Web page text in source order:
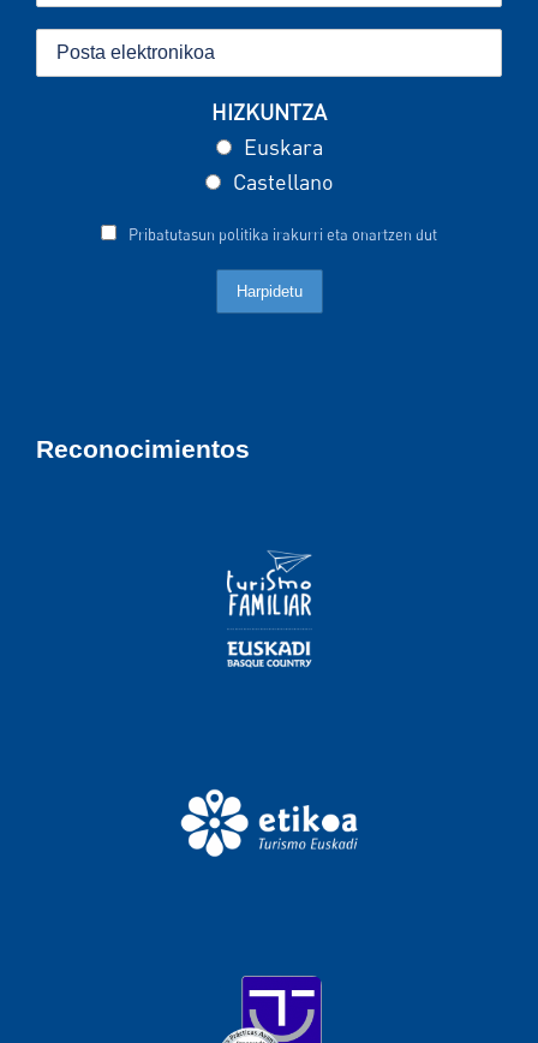
HIZKUNTZA
Euskara
Castellano
Pribatutasun politika irakurri eta onartzen dut
Reconocimientos